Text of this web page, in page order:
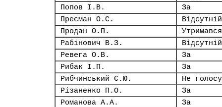
Попов І.В.
За
Пресман О.С.
Відсутній
Продан О.П.
Утримався
Рабінович В.З.
Відсутній
Ревега О.В.
За
Рибак І.П.
За
Рибчинський Є.Ю.
Не
Різаненко П.О.
За
Романова А.А.
За